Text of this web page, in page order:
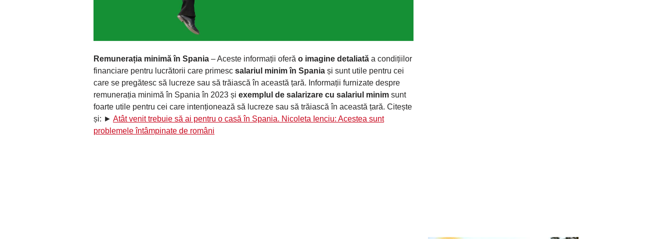
Remunerația minimă în Spania – Aceste informații oferă o imagine detaliată a condițiilor
financiare pentru lucrătorii care primesc salariul minim în Spania și sunt utile pentru cei
care se pregătesc să lucreze sau să trăiască în această țară. Informații furnizate despre
remunerația minimă în Spania în 2023 și exemplul de salarizare cu salariul minim sunt
foarte utile pentru cei care intenționează să lucreze sau să trăiască în această țară. Citește
și: ► Atât venit trebuie să ai pentru o casă în Spania. Nicoleta Ienciu: Acestea sunt
problemele întâmpinate de români